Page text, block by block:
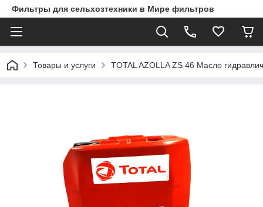
Фильтры для сельхозтехники в Мире фильтров
Товары и услуги TOTAL AZOLLA ZS 46 Масло